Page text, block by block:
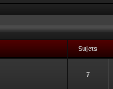
Sujets
7